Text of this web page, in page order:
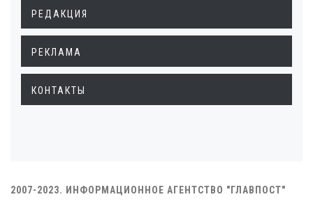
РЕДАКЦИЯ
РЕКЛАМА
КОНТАКТЫ
2007-2023. ИНФОРМАЦИОННОЕ АГЕНТСТВО "ГЛАВПОСТ"